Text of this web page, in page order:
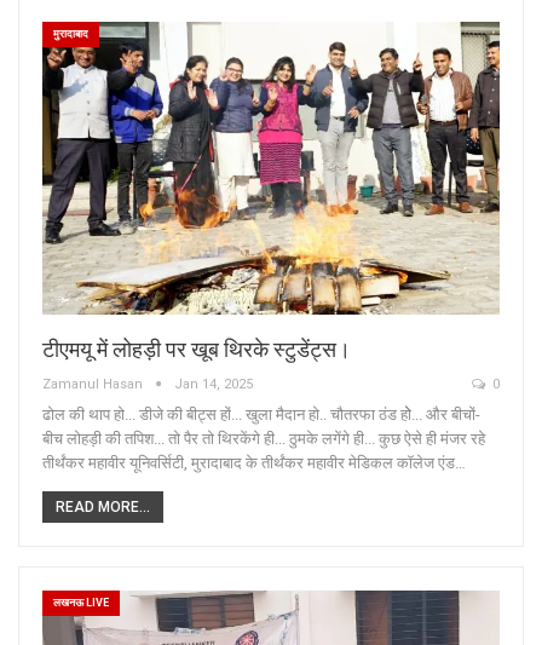
मुरादाबाद
टीएमयू में लोहड़ी पर खूब थिरके स्टुडेंट्स।
Zamanul Hasan Jan 14, 2025 0
ढोल की थाप हो... डीजे की बीट्स हों... खुला मैदान हो.. चौतरफा ठंड होे... और बीचों-
बीच लोहड़ी की तपिश... तो पैर तो थिरकेंगे ही... ठुमके लगेंगे ही... कुछ ऐसे ही मंजर रहे
तीर्थंकर महावीर यूनिवर्सिटी, मुरादाबाद के तीर्थंकर महावीर मेडिकल कॉलेज एंड…
READ MORE...
लखनऊ LIVE